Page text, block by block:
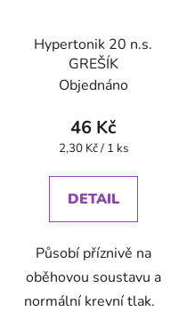
Hypertonik 20 n.s.
GREŠÍK
Objednáno
46 Kč
Měrná
2,30 Kč / 1 ks
DETAIL
Působí příznivě na
oběhovou soustavu a
normální krevní tlak.